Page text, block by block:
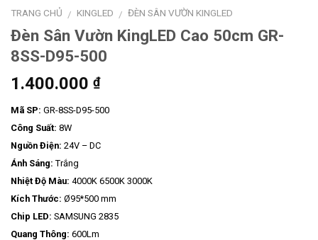
TRANG CHỦ / KINGLED / ĐÈN SÂN VƯỜN KINGLED
Đèn Sân Vườn KingLED Cao 50cm GR-
8SS-D95-500
1.400.000 ₫
Mã SP: GR-8SS-D95-500
Công Suất: 8W
Nguồn Điện: 24V – DC
Ánh Sáng: Trắng
Nhiệt Độ Màu: 4000K 6500K 3000K
Kích Thước: Ø95*500 mm
Chip LED: SAMSUNG 2835
Quang Thông: 600Lm